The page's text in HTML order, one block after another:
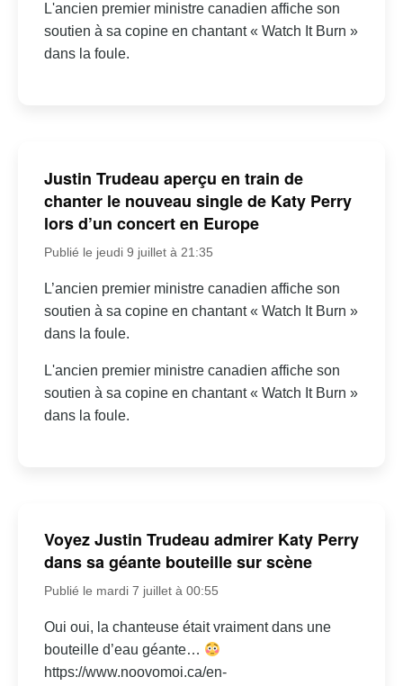
L'ancien premier ministre canadien affiche son
soutien à sa copine en chantant « Watch It Burn »
dans la foule.
Justin Trudeau aperçu en train de
chanter le nouveau single de Katy Perry
lors d’un concert en Europe
Publié le jeudi 9 juillet à 21:35
L’ancien premier ministre canadien affiche son
soutien à sa copine en chantant « Watch It Burn »
dans la foule.
L'ancien premier ministre canadien affiche son
soutien à sa copine en chantant « Watch It Burn »
dans la foule.
Voyez Justin Trudeau admirer Katy Perry
dans sa géante bouteille sur scène
Publié le mardi 7 juillet à 00:55
Oui oui, la chanteuse était vraiment dans une
bouteille d’eau géante…
https://www.noovomoi.ca/en-